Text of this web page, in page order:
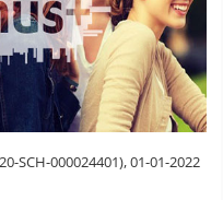
SCH-000024401), 01-01-2022